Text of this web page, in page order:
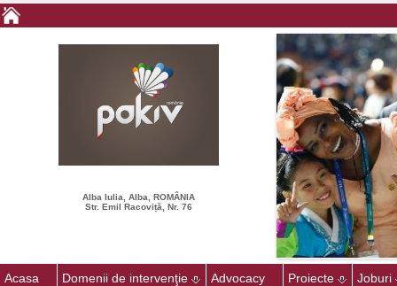
Alba Iulia, Alba, ROMÂNIA
Str. Emil Racoviță, Nr. 76
Acasa Domenii de intervenţie Advocacy Proiecte Joburi